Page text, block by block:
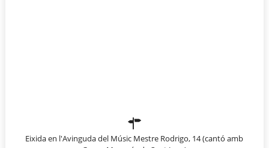
Eixida en l'Avinguda del Músic Mestre Rodrigo, 14 (cantó amb